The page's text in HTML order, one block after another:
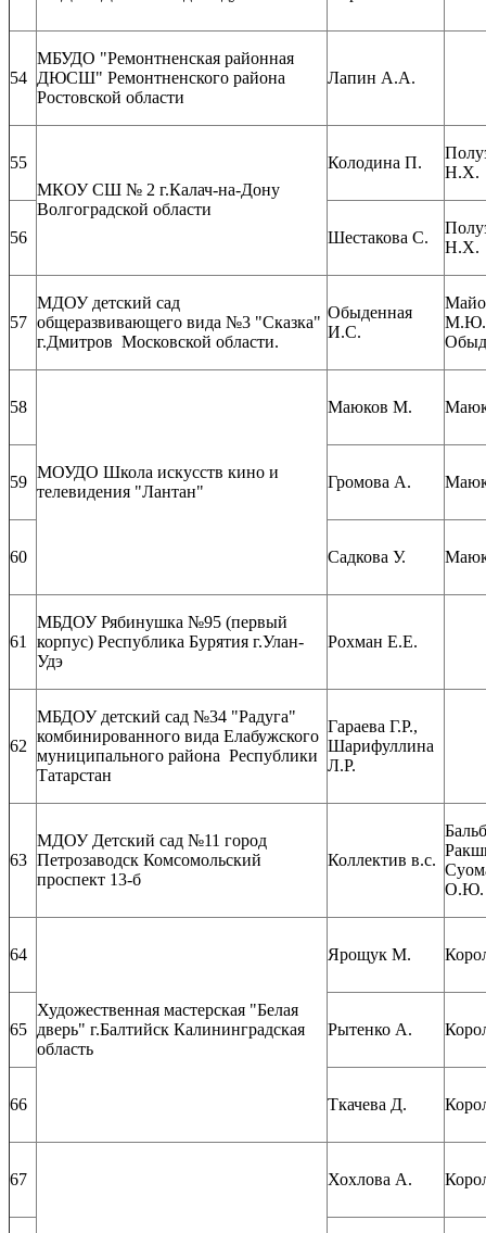
54
МБУДО "Ремонтненская районная
ДЮСШ" Ремонтненского района
Ростовской области
Лапин А.А.
55
МКОУ СШ № 2 г.Калач-на-Дону
Волгоградской области
Колодина П.
Н.Х.
56 Шестакова С.
Н.Х.
57
МДОУ детский сад
общеразвивающего вида №3 "Сказка"
г.Дмитров Московской области.
Обыденная
И.С.
58
МОУДО Школа искусств кино и
телевидения "Лантан"
Маюков М.
59 Громова А.
60 Садкова У.
61
МБДОУ Рябинушка №95 (первый
корпус) Республика Бурятия г.Улан-
Удэ
Рохман Е.Е.
62
МБДОУ детский сад №34 "Радуга"
комбинированного вида Елабужского
муниципального района Республики
Татарстан
Гараева Г.Р.,
Шарифуллина
Л.Р.
63
МДОУ Детский сад №11 город
Петрозаводск Комсомольский
проспект 13-б
Коллектив в.с.
О.Ю.
64
Художественная мастерская "Белая
дверь" г.Балтийск Калининградская
область
Ярощук М.
65 Рытенко А.
66 Ткачева Д.
67 Хохлова А.